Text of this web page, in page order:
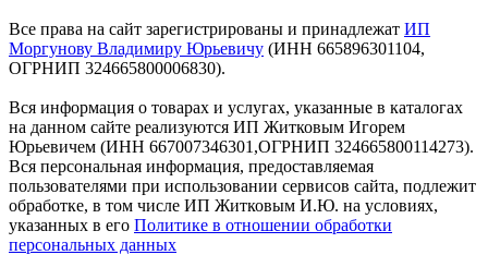
Все права на сайт зарегистрированы и принадлежат ИП
Моргунову Владимиру Юрьевичу (ИНН 665896301104,
ОГРНИП 324665800006830).
Вся информация о товарах и услугах, указанные в каталогах
на данном сайте реализуются ИП Житковым Игорем
Юрьевичем (ИНН 667007346301,ОГРНИП 324665800114273).
Вся персональная информация, предоставляемая
пользователями при использовании сервисов сайта, подлежит
обработке, в том числе ИП Житковым И.Ю. на условиях,
указанных в его Политике в отношении обработки
персональных данных